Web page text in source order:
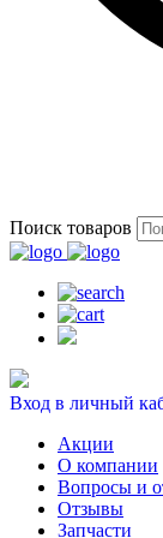
Поиск товаров
Вход в личный
Акции
О компании
Вопросы и
Отзывы
Запчасти